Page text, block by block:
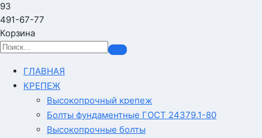
93
491-67-77
Корзина
ГЛАВНАЯ
КРЕПЕЖ
Высокопрочный крепеж
Болты фундаментные ГОСТ 24379.1-80
Высокопрочные болты